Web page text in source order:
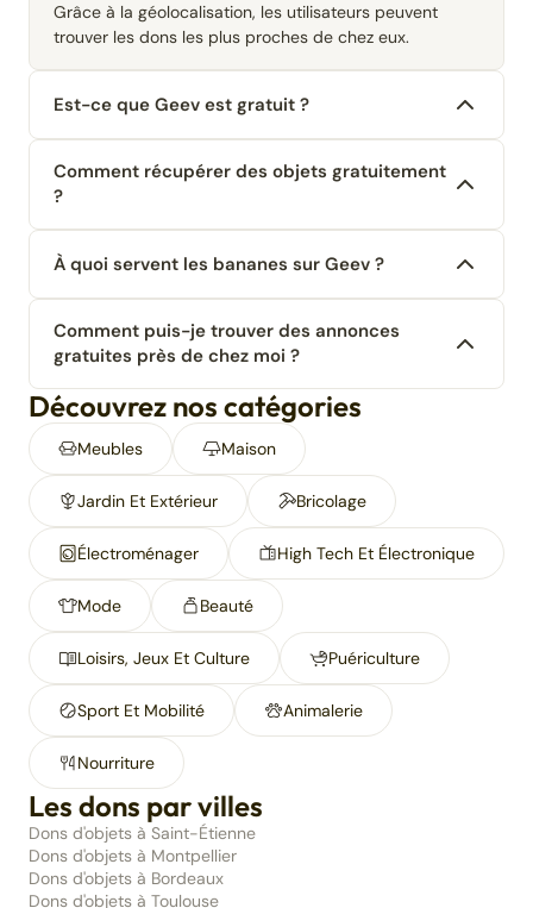
Grâce à la géolocalisation, les utilisateurs peuvent
trouver les dons les plus proches de chez eux.
Est-ce que Geev est gratuit ?
Comment récupérer des objets gratuitement
?
À quoi servent les bananes sur Geev ?
Comment puis-je trouver des annonces
gratuites près de chez moi ?
Découvrez nos catégories
Meubles Maison
Jardin Et Extérieur Bricolage
Électroménager High Tech Et Électronique
Mode Beauté
Loisirs, Jeux Et Culture Puériculture
Sport Et Mobilité Animalerie
Nourriture
Les dons par villes
Dons d'objets à Saint-Étienne
Dons d'objets à Montpellier
Dons d'objets à Bordeaux
Dons d'objets à Toulouse